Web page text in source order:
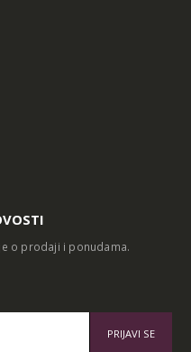
o prodaji i ponudama.